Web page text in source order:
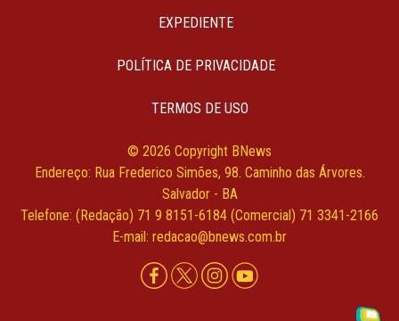
EXPEDIENTE
POLÍTICA DE PRIVACIDADE
TERMOS DE USO
© 2026 Copyright BNews
Endereço: Rua Frederico Simões, 98. Caminho das Árvores.
Salvador - BA
Telefone: (Redação) 71 9 8151-6184 (Comercial) 71 3341-2166
E-mail: redacao@bnews.com.br